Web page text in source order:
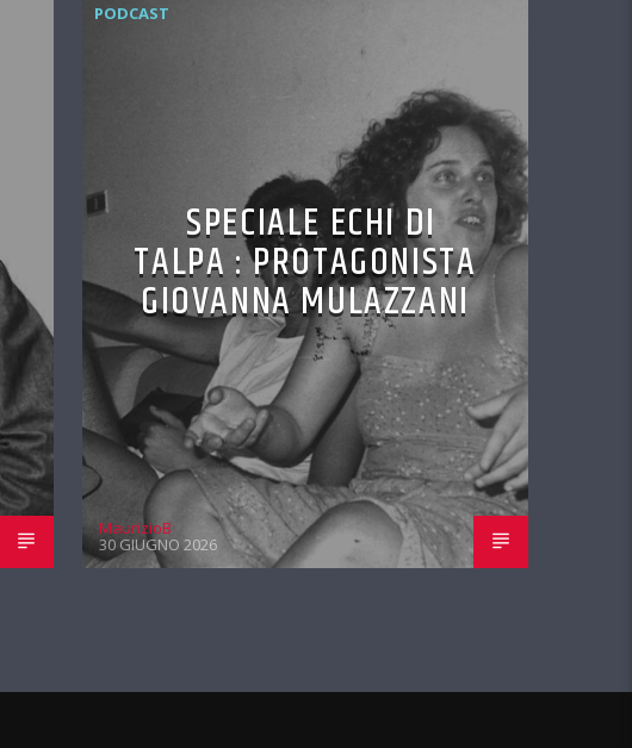
PODCAST
SPECIALE ECHI DI
TALPA : PROTAGONISTA
GIOVANNA MULAZZANI
MaurizioB
30 GIUGNO 2026